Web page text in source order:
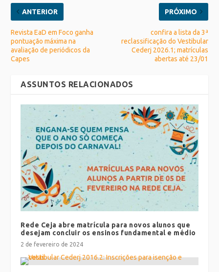
ANTERIOR
Revista EaD em Foco ganha
pontuação máxima na
avaliação de periódicos da
Capes
PRÓXIMO
confira a lista da 3ª
reclassificação do Vestibular
Cederj 2026.1; matrículas
abertas até 23/01
ASSUNTOS RELACIONADOS
Rede Ceja abre matrícula para novos alunos que
desejam concluir os ensinos fundamental e médio
2 de fevereiro de 2024